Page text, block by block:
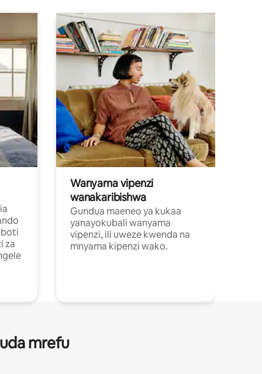
boti
za
Wanyama vipenzi
wanakaribishwa
Gundua maeneo ya kukaa
yanayokubali wanyama
vipenzi, ili uweze kwenda na
mnyama kipenzi wako.
mrefu